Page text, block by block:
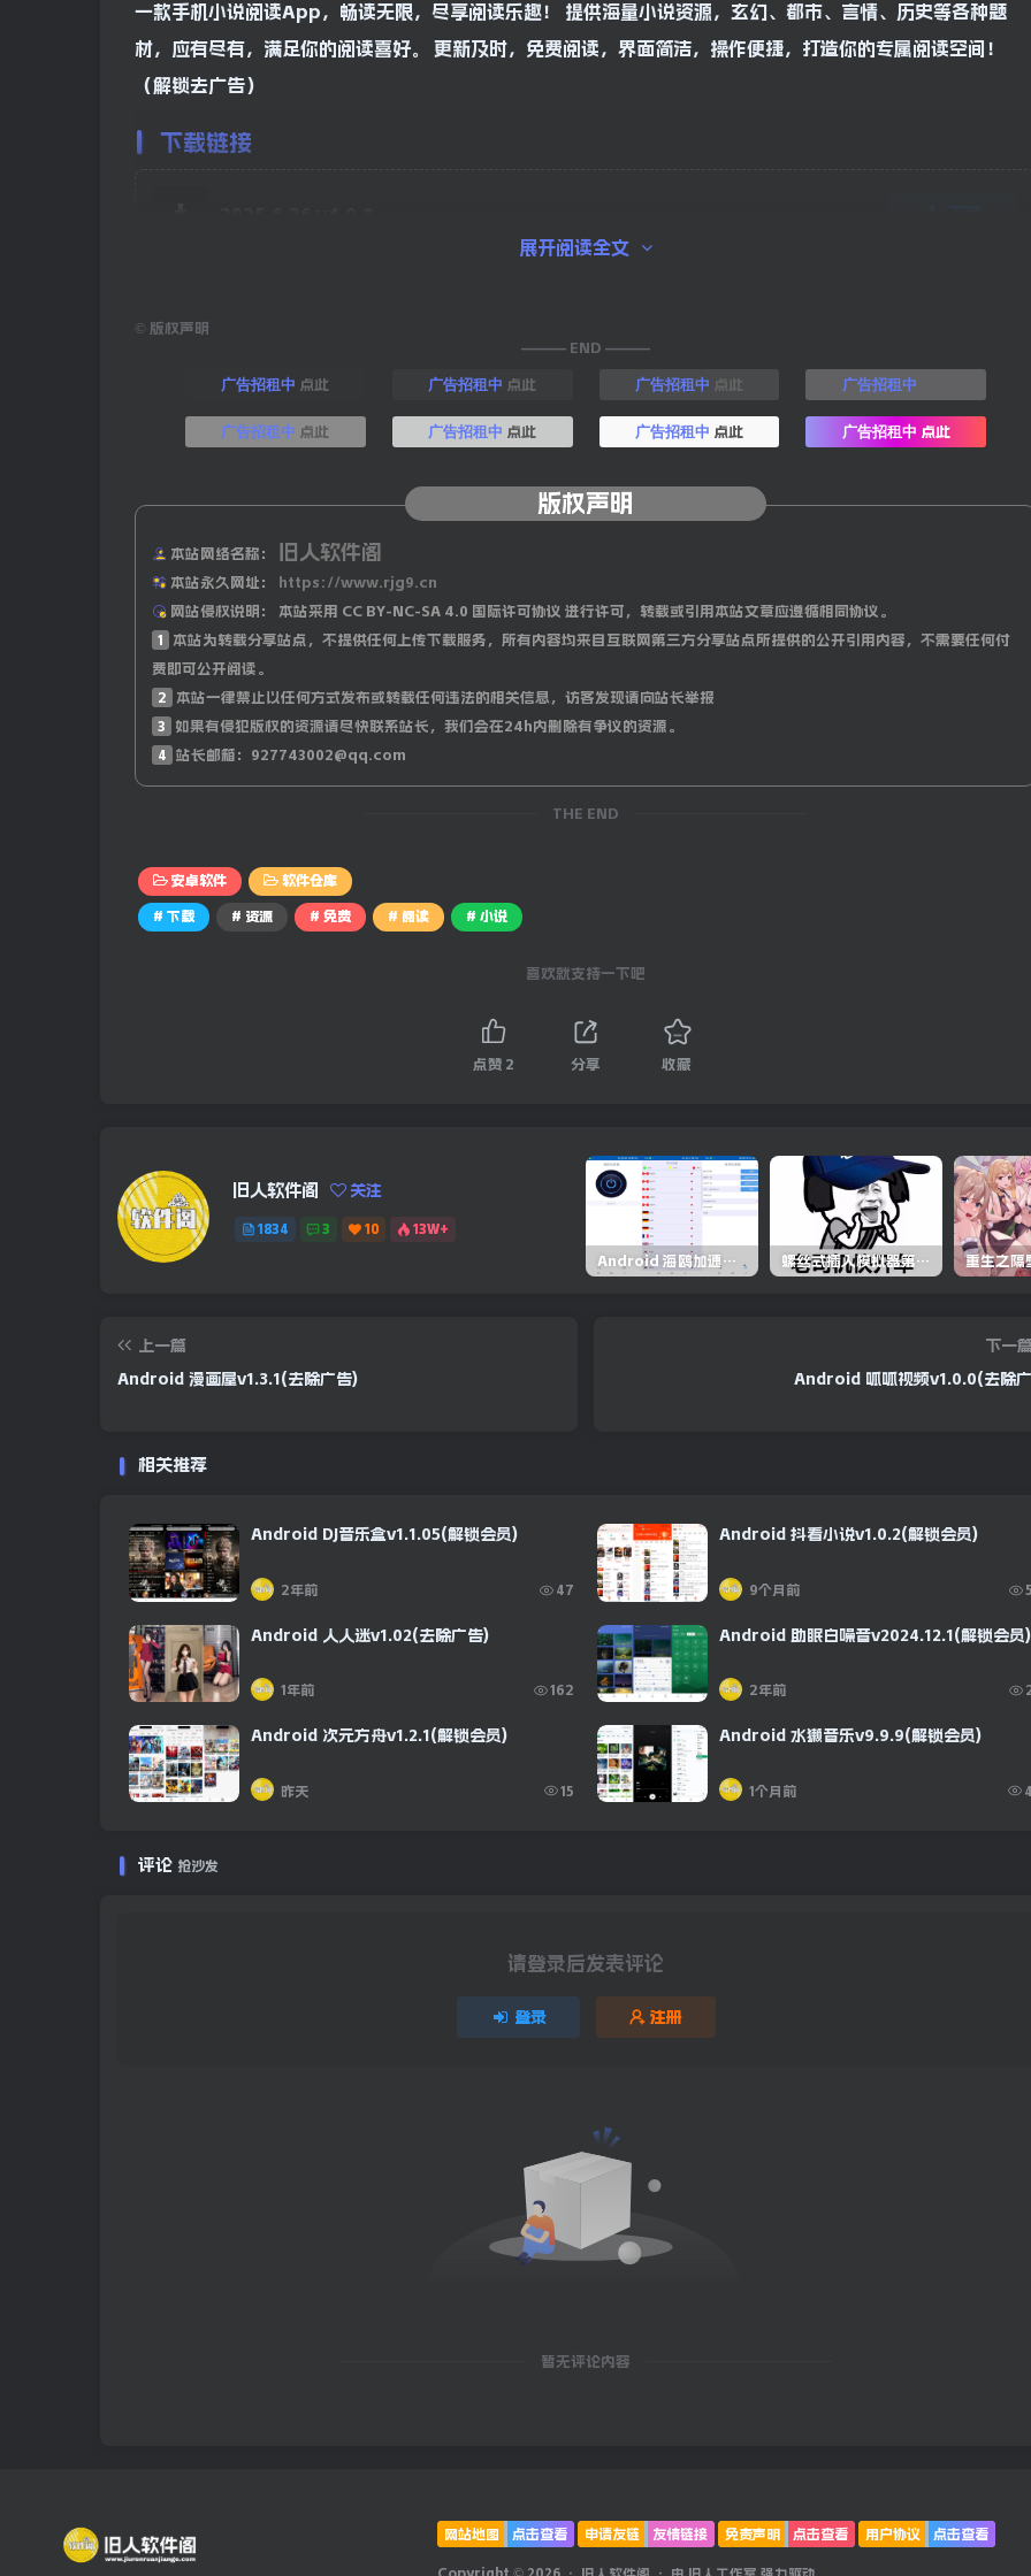
一款手机小说阅读App，畅读无限，尽享阅读乐趣！ 提供海量小说资源，玄幻、都市、言情、历史等各种题
材，应有尽有，满足你的阅读喜好。 更新及时，免费阅读，界面简洁，操作便捷，打造你的专属阅读空间！
（解锁去广告）
下载链接
展开阅读全文
© 版权声明
——— END ———
广告招租中 点此 广告招租中 点此 广告招租中 点此 广告招租中
广告招租中 点此 广告招租中 点此 广告招租中 点此 广告招租中 点此
版权声明
本站网络名称： 旧人软件阁
本站永久网址：
https://www.rjg9.cn
网站侵权说明：
本站采用 CC BY-NC-SA 4.0 国际许可协议 进行许可，转载或引用本站文章应遵循相同协议。
1
本站为转载分享站点，不提供任何上传下载服务，所有内容均来自互联网第三方分享站点所提供的公开引用内容，不需要任何付
费即可公开阅读。
2
本站一律禁止以任何方式发布或转载任何违法的相关信息，访客发现请向站长举报
3
如果有侵犯版权的资源请尽快联系站长，我们会在24h内删除有争议的资源。
4 站长邮箱：927743002@qq.com
THE END
安卓软件 软件仓库
# 下载 # 资源 # 免费 # 阅读 # 小说
喜欢就支持一下吧
点赞 2 分享 收藏
旧人软件阁 关注
1834 3 10
13W+
Android 海鸥加速器v6.6.3(解锁会员)
螺丝式插入模拟器第5代/NejicomiSimulator.Vol.5.v1.0.2
上一篇
Android 漫画屋v1.3.1(去除广告)
下一篇
Android 呱呱视频v1.0.0(去除
相关推荐
Android DJ音乐盒v1.1.05(解锁会员)
2年前 47
Android 抖看小说v1.0.2(解锁会员)
9个月前
Android 人人迷v1.02(去除广告)
1年前 162
Android 助眠白噪音v2024.12.1(解锁会员)
2年前
Android 次元方舟v1.2.1(解锁会员)
昨天 15
Android 水獭音乐v9.9.9(解锁会员)
1个月前
评论 抢沙发
请登录后发表评论
登录 注册
暂无评论内容
网站地图 点击查看 申请友链 友情链接 免责声明 点击查看 用户协议 点击查看